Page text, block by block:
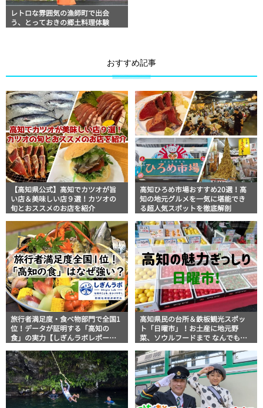
レトロな雰囲気の漁師町で出会
う、とっておきの郷土料理体験
おすすめ記事
【高知県公式】高知でカツオが旨
い店＆美味しい店９選！カツオの
旬とおススメのお店を紹介
高知ひろめ市場おすすめ20選！高
知の地元グルメを一気に堪能でき
る超人気スポットを徹底解剖
旅行者満足度・食べ物部門で全国1
位！データが証明する「高知の
食」の実力【しぎんラボレポー
高知県民の台所＆鉄板観光スポッ
ト「日曜市」！お土産に地元野
菜、ソウルフードまで なんでもそ
説！